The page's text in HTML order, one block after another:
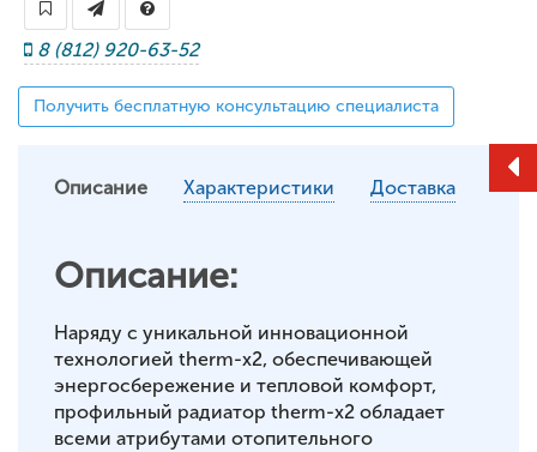
8 (812) 920-63-52
Получить бесплатную консультацию специалиста
Описание Характеристики Доставка
Описание:
Наряду с уникальной инновационной
технологией therm-x2, обеспечивающей
энергосбережение и тепловой комфорт,
профильный радиатор therm-x2 обладает
всеми атрибутами отопительного